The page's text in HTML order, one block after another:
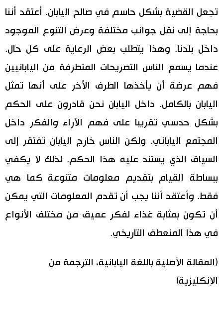
تجعل القضية بشكل حاسم في صالح اليابان. أعتقد أننا
بحاجة إلى نقل جوانب مختلفة وعرض التنوع الموجود
داخل بلدنا. وهذا يتطلب بعض الرعاية على كل حال.
عندما يسمع الناس التصريحات المتطرفة من اليابانيين
فهم عرضة أن يأخذها الطرف الأخر على أنها تمثل
اليابان بالكامل. داخل اليابان نحن قادرون على الحكم
بشكل حدسي تقريبا على فهم الآراء والفكر داخل
المجتمع الياباني. ولكن الناس خارج اليابان تفتقر إلى
السياق الذي يستند عليه هذا الحكم. لذلك لا يكفي
ببساطة القيام بتقديم معلومات متنوعة كما هي
فقط. وأعتقد أننا يجب أن تقدم المعلومات التي يمكن
أن تكون بمثابة غذاء لفكر عميق من مختلف الأنواع
في هذا المنعطف التاريخي.
(المقالة الأصلية باللغة اليابانية، الترجمة من
الإنكليزية)